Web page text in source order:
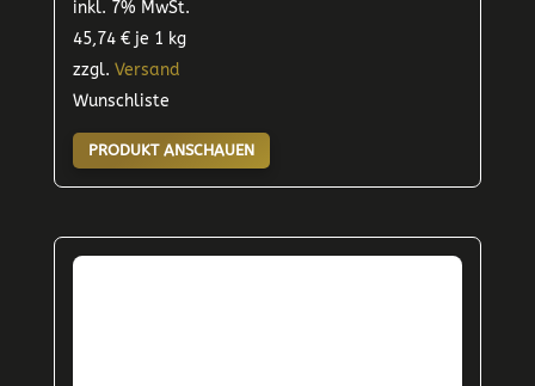
inkl. 7% MwSt.
45,74 €je 1 kg
zzgl. Versand
Wunschliste
PRODUKT ANSCHAUEN